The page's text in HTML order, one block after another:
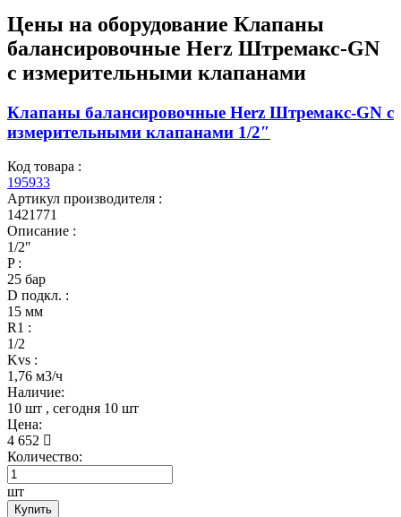
Цены на оборудование Клапаны
балансировочные Herz Штремакс-GN
c измерительными клапанами
Клапаны балансировочные Herz Штремакс-GN c
измерительными клапанами 1/2″
Код товара :
195933
Артикул производителя :
1421771
Описание :
1/2″
P :
25 бар
D подкл. :
15 мм
R1 :
1/2
Kvs :
1,76 м3/ч
Наличие:
10 шт , сегодня 10 шт
Цена:
4 652
Количество:
шт
Купить